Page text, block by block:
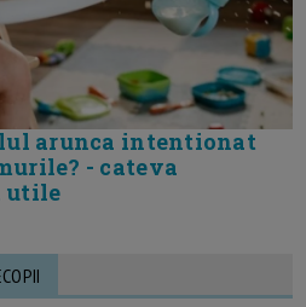
arunca intentionat
- cateva
utile